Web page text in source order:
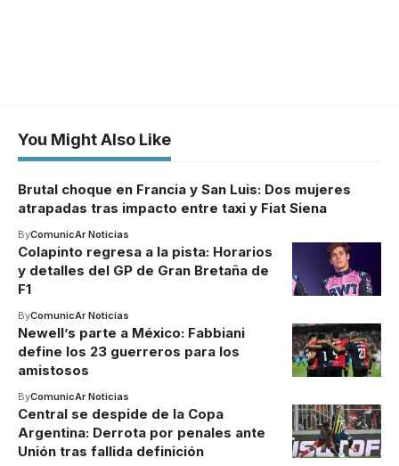
You Might Also Like
Brutal choque en Francia y San Luis: Dos mujeres
atrapadas tras impacto entre taxi y Fiat Siena
ByComunicAr Noticias
Colapinto regresa a la pista: Horarios
y detalles del GP de Gran Bretaña de
F1
ByComunicAr Noticias
Newell’s parte a México: Fabbiani
define los 23 guerreros para los
amistosos
ByComunicAr Noticias
Central se despide de la Copa
Argentina: Derrota por penales ante
Unión tras fallida definición